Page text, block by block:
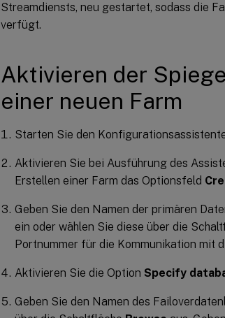
Streamdiensts, neu gestartet, sodass die
verfügt.
Aktivieren der
einer neuen Farm
Starten Sie den
Aktivieren Sie bei Ausführung des
Erstellen einer Farm das Optionsfeld
Geben Sie den Namen der primären
ein oder wählen Sie diese über die
Portnummer für die Kommunikation mit
Aktivieren Sie die Option Specify
Geben Sie den Namen des